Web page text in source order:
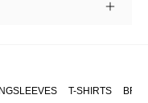
T-SHIRTS